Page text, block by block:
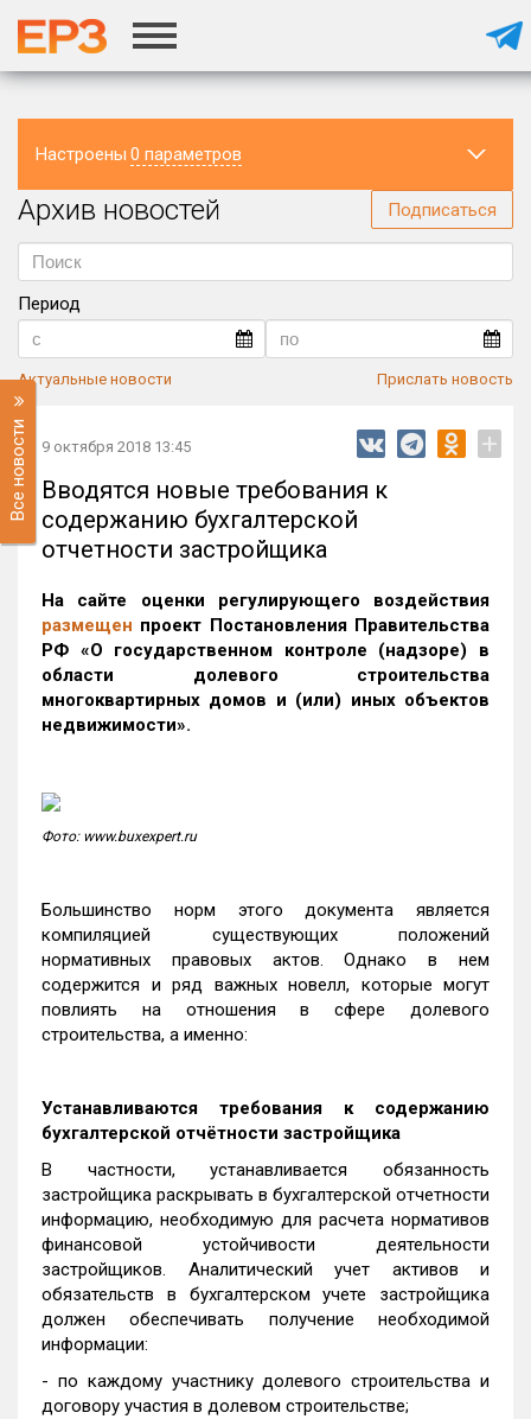
Настроены 0 параметров
Регион
Архив новостей Подписаться
Период
Актуальные новости Прислать новость
Все новости 9 октября 2018 13:45 +
Вводятся новые требования к
содержанию бухгалтерской
отчетности застройщика
На сайте оценки регулирующего воздействия
размещен проект Постановления Правительства
РФ «О государственном контроле (надзоре) в
области долевого строительства
многоквартирных домов и (или) иных объектов
недвижимости».
Фото: www.buxexpert.ru
Большинство норм этого документа является
компиляцией существующих положений
нормативных правовых актов. Однако в нем
содержится и ряд важных новелл, которые могут
повлиять на отношения в сфере долевого
строительства, а именно:
Устанавливаются требования к содержанию
бухгалтерской отчётности застройщика
В частности, устанавливается обязанность
застройщика раскрывать в бухгалтерской отчетности
информацию, необходимую для расчета нормативов
финансовой устойчивости деятельности
застройщиков. Аналитический учет активов и
обязательств в бухгалтерском учете застройщика
должен обеспечивать получение необходимой
информации:
- по каждому участнику долевого строительства и
договору участия в долевом строительстве;